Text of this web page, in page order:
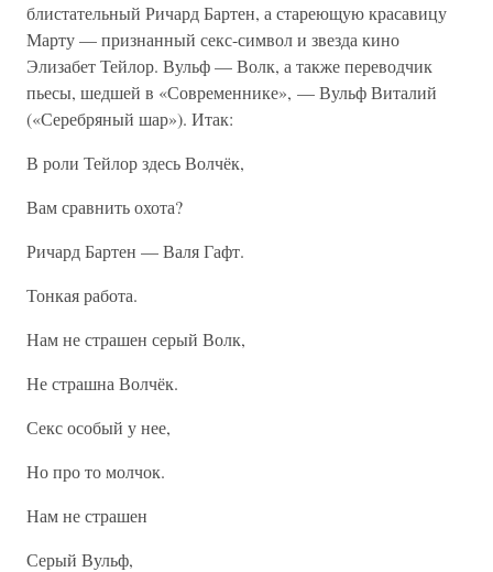
блистательный Ричард Бартен, а стареющую красавицу
Марту — признанный секс-символ и звезда кино
Элизабет Тейлор. Вульф — Волк, а также переводчик
пьесы, шедшей в «Современнике», — Вульф Виталий
(«Серебряный шар»). Итак:
В роли Тейлор здесь Волчёк,
Вам сравнить охота?
Ричард Бартен — Валя Гафт.
Тонкая работа.
Нам не страшен серый Волк,
Не страшна Волчёк.
Секс особый у нее,
Но про то молчок.
Нам не страшен
Серый Вульф,